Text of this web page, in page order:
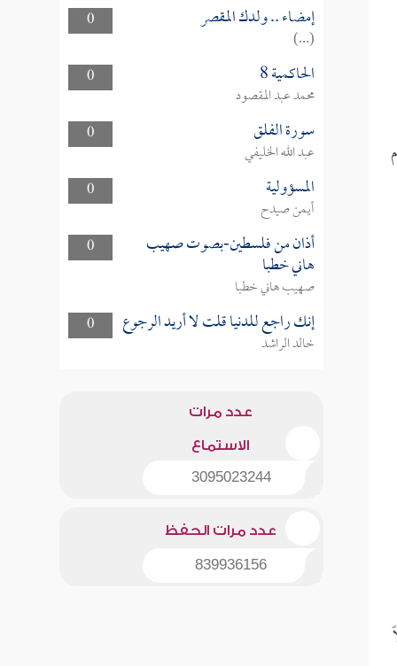
0
إمضاء .. ولدك المقصر
(...)
0
الحاكمية 8
محمد عبد المقصود
0
سورة الفلق
عبد الله الخليفي
0
المسؤولية
أيمن صيدح
0
أذان من فلسطين-بصوت صهيب
هاني خطبا
صهيب هاني خطبا
0
إنك راجع للدنيا قلت لا أريد الرجوع
خالد الراشد
عدد مرات
الاستماع
3095023244
عدد مرات الحفظ
839936156